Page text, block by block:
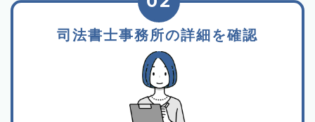
司法書士事務所の詳細を確認